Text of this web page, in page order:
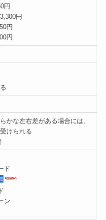
円
円
円
円
かな左右差がある場合には、
けられる
ド
ン